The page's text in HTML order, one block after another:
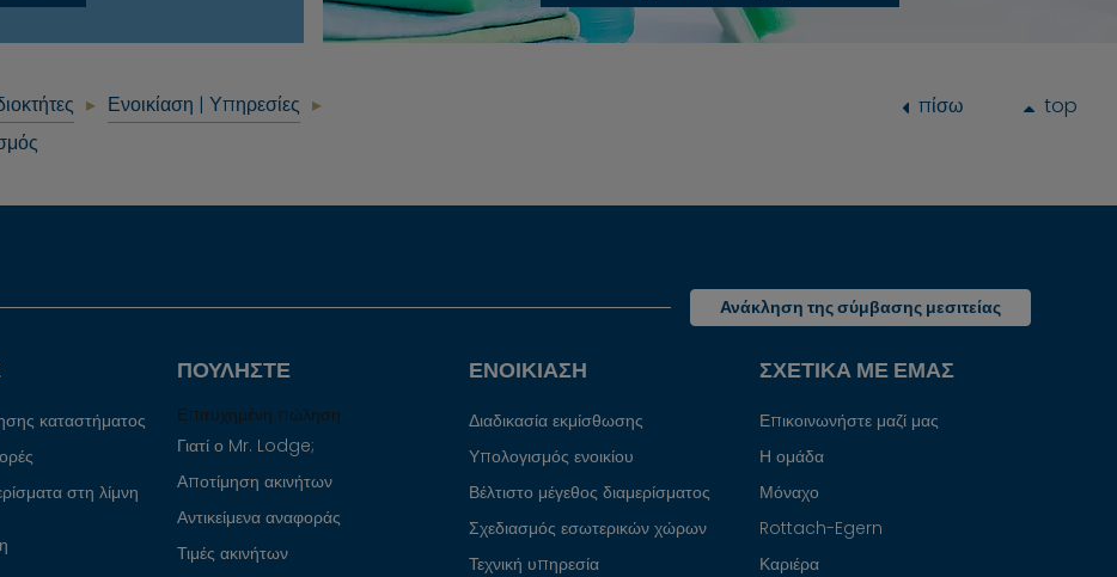
Ενοικίαση | Υπηρεσίες
πίσω top
Ανάκληση της σύμβασης μεσιτείας
καταστήματος
στη λίμνη
ΠΟΥΛΉΣΤΕ
Επιτυχημένη πώληση
Γιατί ο Mr. Lodge;
Αποτίμηση ακινήτων
Αντικείμενα αναφοράς
Τιμές ακινήτων
ΕΝΟΙΚΊΑΣΗ
Διαδικασία εκμίσθωσης
Υπολογισμός ενοικίου
Βέλτιστο μέγεθος διαμερίσματος
Σχεδιασμός εσωτερικών χώρων
Τεχνική υπηρεσία
ΣΧΕΤΙΚΆ ΜΕ ΕΜΆΣ
Επικοινωνήστε μαζί μας
Η ομάδα
Μόναχο
Rottach-Egern
Καριέρα